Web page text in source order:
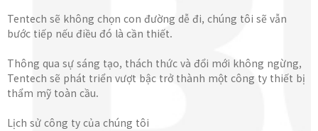
Tentech sẽ không chọn con đường dễ đi, chúng tôi sẽ vẫn
bước tiếp nếu điều đó là cần thiết.
Thông qua sự sáng tạo, thách thức và đổi mới không ngừng,
Tentech sẽ phát triển vượt bậc trở thành một công ty thiết bị
thẩm mỹ toàn cầu.
Lịch sử công ty của chúng tôi